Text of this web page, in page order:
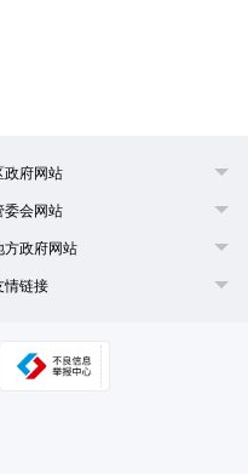
政府网站
委会网站
方政府网站
情链接